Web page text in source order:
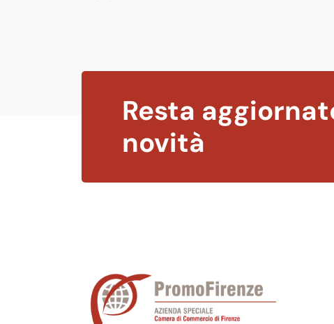
Resta
novità